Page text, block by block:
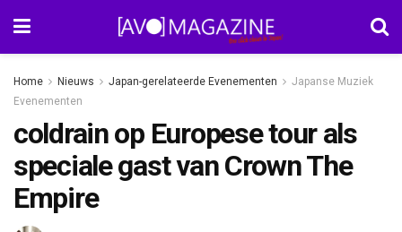
Home Nieuws Japan-gerelateerde Evenementen
Japanse Muziek
Evenementen
coldrain op Europese tour als
speciale gast van Crown The
Empire